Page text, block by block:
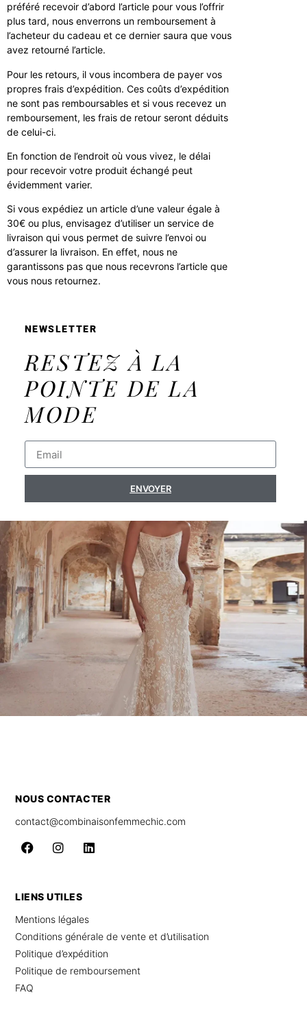
préféré recevoir d’abord l’article pour vous l’offrir
plus tard, nous enverrons un remboursement à
l’acheteur du cadeau et ce dernier saura que vous
avez retourné l’article.
Pour les retours, il vous incombera de payer vos
propres frais d’expédition. Ces coûts d’expédition
ne sont pas remboursables et si vous recevez un
remboursement, les frais de retour seront déduits
de celui-ci.
En fonction de l’endroit où vous vivez, le délai
pour recevoir votre produit échangé peut
évidemment varier.
Si vous expédiez un article d’une valeur égale à
30€ ou plus, envisagez d’utiliser un service de
livraison qui vous permet de suivre l’envoi ou
d’assurer la livraison. En effet, nous ne
garantissons pas que nous recevrons l’article que
vous nous retournez.
NEWSLETTER
RESTEZ À LA
POINTE DE LA
MODE
ENVOYER
NOUS CONTACTER
contact@combinaisonfemmechic.com
LIENS UTILES
Mentions légales
Conditions générale de vente et d’utilisation
Politique d’expédition
Politique de remboursement
FAQ